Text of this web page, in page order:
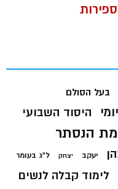
בעל הסולם
היסוד השבועי
הנסתר
יעקב יצחק ל"ג בעומר
לימוד קבלה לנשים